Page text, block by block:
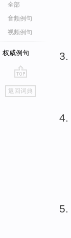
全部
音频例句
视频例句
权威例句
go
top
返回词典